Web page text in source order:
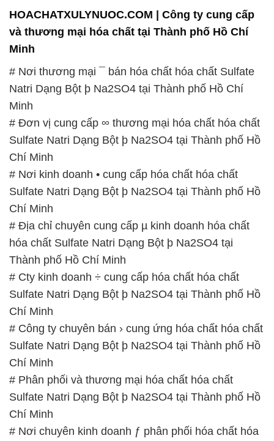
HOACHATXULYNUOC.COM | Công ty cung cấp
và thương mại hóa chất tại Thành phố Hồ Chí
Minh
# Nơi thương mại ¯ bán hóa chất hóa chất Sulfate
Natri Dạng Bột þ Na2SO4 tại Thành phố Hồ Chí
Minh
# Đơn vị cung cấp ∞ thương mại hóa chất hóa chất
Sulfate Natri Dạng Bột þ Na2SO4 tại Thành phố Hồ
Chí Minh
# Nơi kinh doanh • cung cấp hóa chất hóa chất
Sulfate Natri Dạng Bột þ Na2SO4 tại Thành phố Hồ
Chí Minh
# Địa chỉ chuyên cung cấp µ kinh doanh hóa chất
hóa chất Sulfate Natri Dạng Bột þ Na2SO4 tại
Thành phố Hồ Chí Minh
# Cty kinh doanh ÷ cung cấp hóa chất hóa chất
Sulfate Natri Dạng Bột þ Na2SO4 tại Thành phố Hồ
Chí Minh
# Công ty chuyên bán › cung ứng hóa chất hóa chất
Sulfate Natri Dạng Bột þ Na2SO4 tại Thành phố Hồ
Chí Minh
# Phân phối và thương mại hóa chất hóa chất
Sulfate Natri Dạng Bột þ Na2SO4 tại Thành phố Hồ
Chí Minh
# Nơi chuyên kinh doanh ƒ phân phối hóa chất hóa